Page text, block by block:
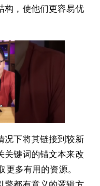
构，使他们更容易优
况下将其链接到较新
关键词的锚文本来改
更多有用的资源。